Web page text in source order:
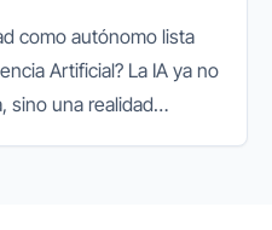
como autónomo lista
Artificial? La IA ya no
sino una realidad